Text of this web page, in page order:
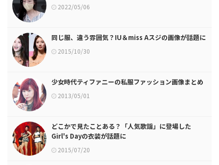
2022/05/06
同じ服、違う雰囲気？IU＆miss Aスジの画像が話題に
2015/10/30
少女時代ティファニーの私服ファッション画像まとめ
2013/05/01
どこかで見たことある？「人気歌謡」に登場した
Girl's Dayの衣装が話題に
2015/07/20